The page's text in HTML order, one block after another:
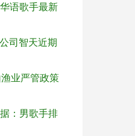
语歌手最新
司智天近期
业严管政策
：男歌手排